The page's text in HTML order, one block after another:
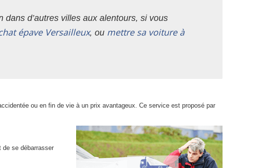
d’autres villes aux alentours, si vous
épave Versailleux, ou mettre sa voiture à
ou en fin de vie à un prix avantageux. Ce service est proposé par
de se débarrasser